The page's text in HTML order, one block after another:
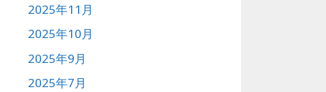
2025年11月
2025年10月
2025年9月
2025年7月